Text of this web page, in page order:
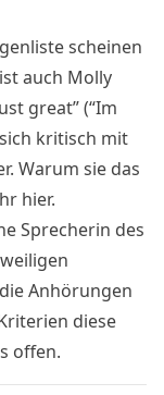
scheinen
auch Molly
great” (“Im
kritisch mit
Warum sie das
hier.
Sprecherin des
Anhörungen
diese
offen.